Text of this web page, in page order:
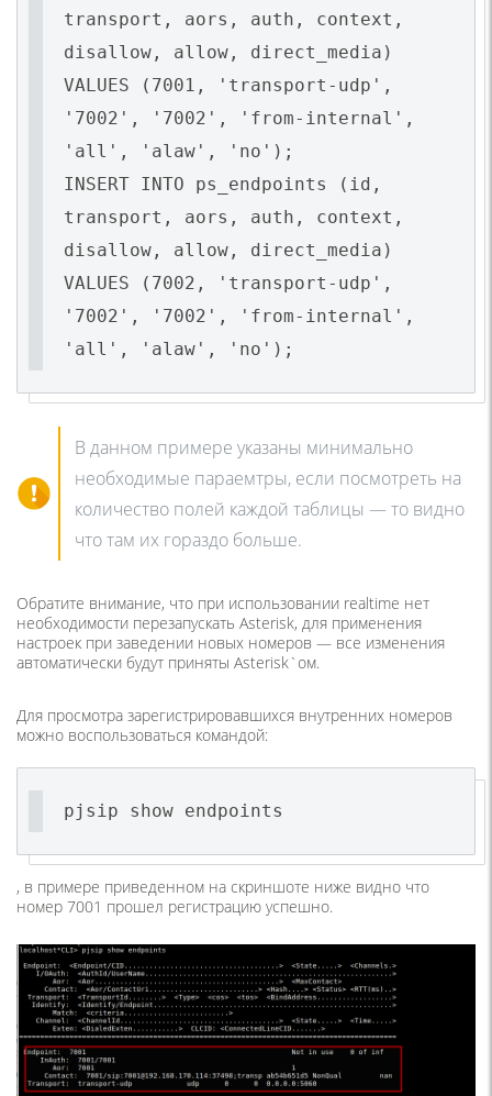
transport, aors, auth, context,
disallow, allow, direct_media)
VALUES (7001, 'transport-udp',
'7002', '7002', 'from-internal',
'all', 'alaw', 'no');
INSERT INTO ps_endpoints (id,
transport, aors, auth, context,
disallow, allow, direct_media)
VALUES (7002, 'transport-udp',
'7002', '7002', 'from-internal',
'all', 'alaw', 'no');
В данном примере указаны минимально
необходимые параемтры, если посмотреть на
количество полей каждой таблицы — то видно
что там их гораздо больше.
Обратите внимание, что при использовании realtime нет
необходимости перезапускать Asterisk, для применения
настроек при заведении новых номеров — все изменения
автоматически будут приняты Asterisk`ом.
Для просмотра зарегистрировавшихся внутренних номеров
можно воспользоваться командой:
pjsip show endpoints
, в примере приведенном на скриншоте ниже видно что
номер 7001 прошел регистрацию успешно.